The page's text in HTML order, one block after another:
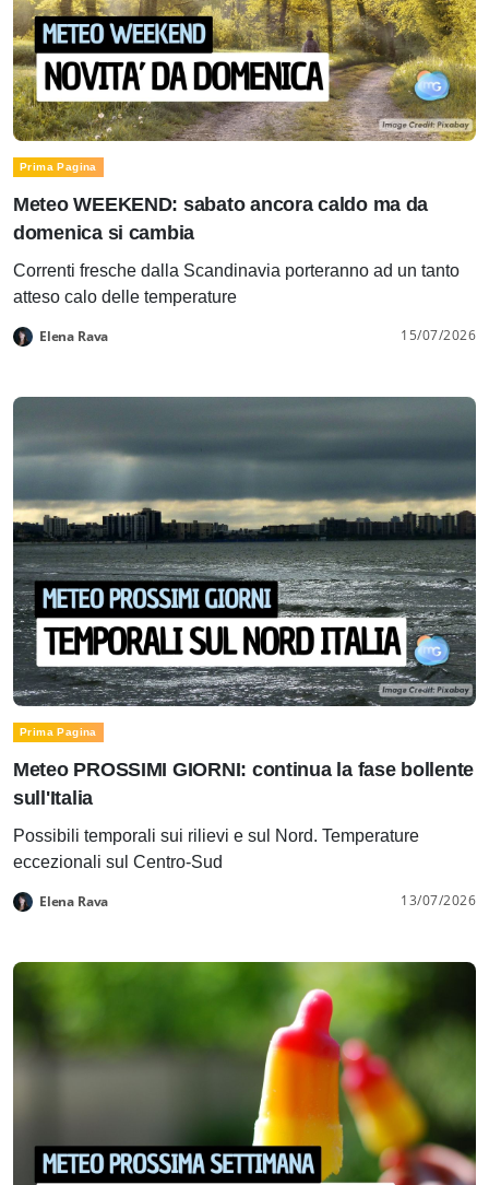
Prima Pagina
Meteo WEEKEND: sabato ancora caldo ma da
domenica si cambia
Correnti fresche dalla Scandinavia porteranno ad un tanto
atteso calo delle temperature
Elena Rava 15/07/2026
Prima Pagina
Meteo PROSSIMI GIORNI: continua la fase bollente
sull'Italia
Possibili temporali sui rilievi e sul Nord. Temperature
eccezionali sul Centro-Sud
Elena Rava 13/07/2026